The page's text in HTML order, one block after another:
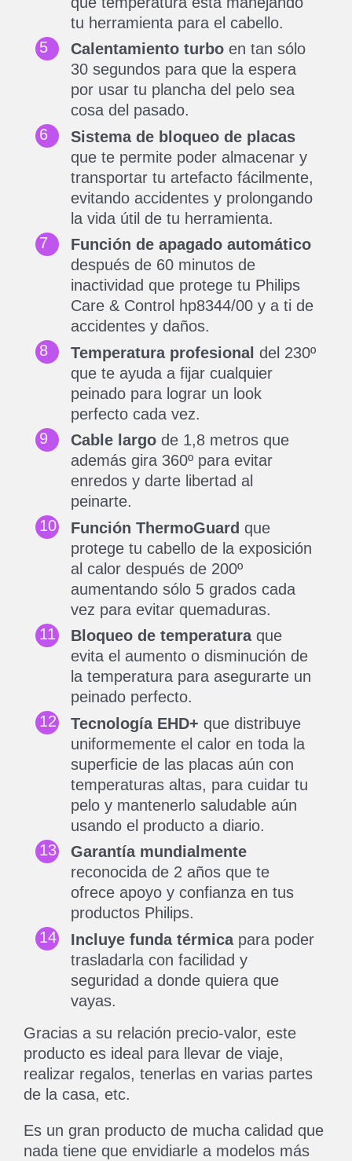
tu herramienta para el cabello.
Calentamiento turbo en tan sólo
30 segundos para que la espera
por usar tu plancha del pelo sea
cosa del pasado.
Sistema de bloqueo de placas
que te permite poder almacenar y
transportar tu artefacto fácilmente,
evitando accidentes y prolongando
la vida útil de tu herramienta.
Función de apagado automático
después de 60 minutos de
inactividad que protege tu Philips
Care & Control hp8344/00 y a ti de
accidentes y daños.
Temperatura profesional del 230º
que te ayuda a fijar cualquier
peinado para lograr un look
perfecto cada vez.
Cable largo de 1,8 metros que
además gira 360º para evitar
enredos y darte libertad al
peinarte.
Función ThermoGuard que
protege tu cabello de la exposición
al calor después de 200º
aumentando sólo 5 grados cada
vez para evitar quemaduras.
Bloqueo de temperaturaque
evita el aumento o disminución de
la temperatura para asegurarte un
peinado perfecto.
Tecnología EHD+ que distribuye
uniformemente el calor en toda la
superficie de las placas aún con
temperaturas altas, para cuidar tu
pelo y mantenerlo saludable aún
usando el producto a diario.
Garantía mundialmente
reconocida de 2 años que te
ofrece apoyo y confianza en tus
productos Philips.
Incluye funda térmicapara poder
trasladarla con facilidad y
seguridad a donde quiera que
vayas.
Gracias a su relación precio-valor, este
producto es ideal para llevar de viaje,
realizar regalos, tenerlas en varias partes
de la casa, etc.
Es un gran producto de mucha calidad que
nada tiene que envidiarle a modelos más